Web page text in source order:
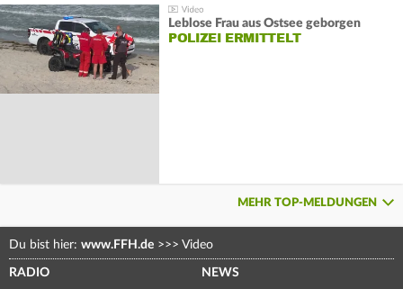
Leblose Frau aus Ostsee geborgen
POLIZEI ERMITTELT
MEHR TOP-MELDUNGEN
Du bist hier: www.FFH.de >>> Video
RADIO NEWS